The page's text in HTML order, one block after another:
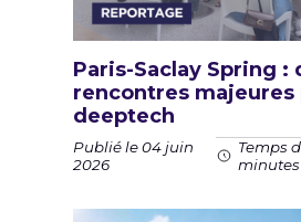
Paris-Saclay Spring :
rencontres majeures
deeptech
Publié le 04 juin
2026
Temps
minutes